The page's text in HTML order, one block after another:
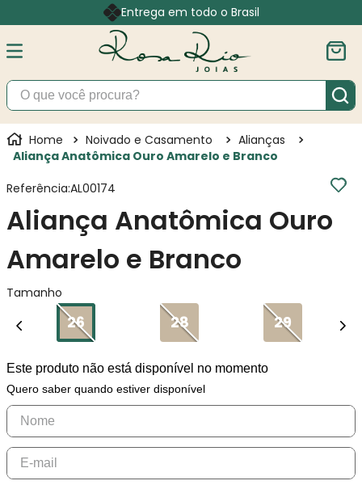
Entrega em todo o Brasil
O que você procura?
Noivado e Casamento
Alianças
Aliança Anatômica Ouro Amarelo e Branco
Referência:AL00174
Aliança Anatômica Ouro
Amarelo e Branco
Tamanho
26 28 29
Este produto não está disponível no momento
Quero saber quando estiver disponível